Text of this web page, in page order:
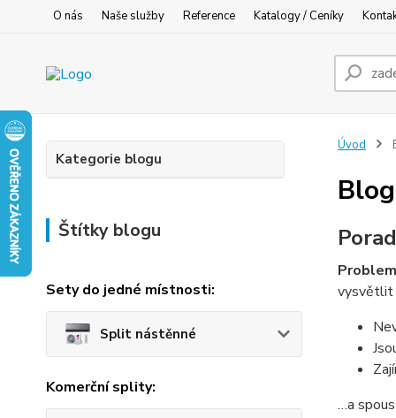
O nás Naše služby Reference Katalogy / Ceníky
Kategorie blogu
Štítky blogu
Sety do jedné místnosti:
Split nástěnné
Komerční splity:
Úvod
Blog
vysvětlit
…a